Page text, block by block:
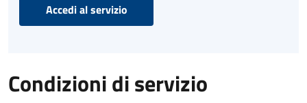
Accedi al servizio
Condizioni di servizio